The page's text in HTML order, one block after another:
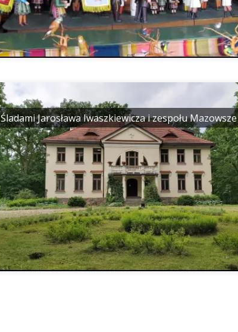
Śladami Jarosława Iwaszkiewicza i zespołu Mazowsze